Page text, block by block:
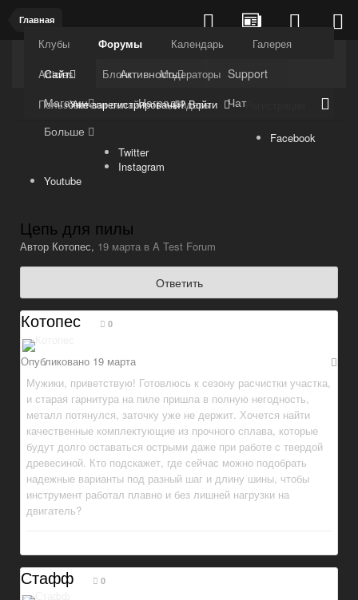
Главная
Kuli4kam.net Дружный форум
Сайт
Клубы Форумы Календарь
Галерея
Articles
Блоги
Модераторы
Пользователи онлайн
Лидеры
Активность
Support
Магазин
Награды
Чат
Больше
Уже зарегистрированы? Войти Регистрация
Facebook
Twitter
Instagram
Youtube
Цепь для пилы
Автор Котопес, 19 марта в A Test Forum
Ответить
Котопес 0
Опубликовано 19 марта
Мужики, приветствую! Готовлюсь к сезону расчистки участка,
и старая гарнитура на пиле пришла в полную негодность,
металл потянулся, заточку уже не держит. Хочется найти
качественные комплектующие из прочного сплава, которые
будут долго оставаться острыми даже при работе с твердой
древесиной. Кто подскажет, где сейчас можно подобрать
надежные варианты под разный шаг и длину шины, чтобы
инструмент работал плавно и без лишней нагрузки на
двигатель?
Стафф 0